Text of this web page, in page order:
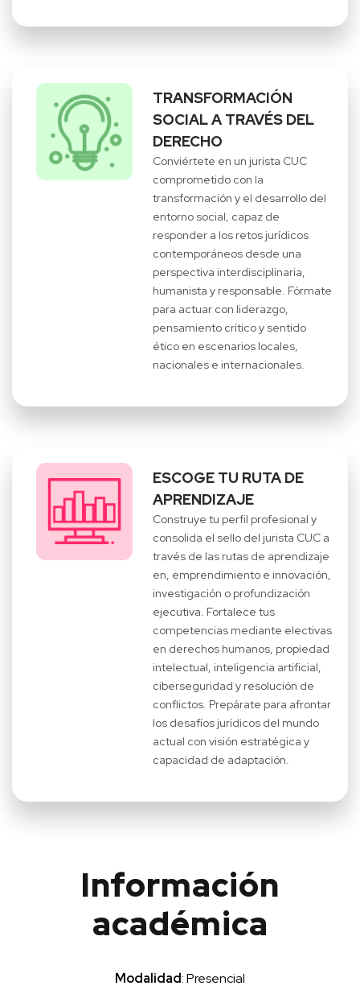
TRANSFORMACIÓN
SOCIAL A TRAVÉS DEL
DERECHO
Conviértete en un jurista CUC
comprometido con la
transformación y el desarrollo del
entorno social, capaz de
responder a los retos jurídicos
contemporáneos desde una
perspectiva interdisciplinaria,
humanista y responsable. Fórmate
para actuar con liderazgo,
pensamiento crítico y sentido
ético en escenarios locales,
nacionales e internacionales.
ESCOGE TU RUTA DE
APRENDIZAJE
Construye tu perfil profesional y
consolida el sello del jurista CUC a
través de las rutas de aprendizaje
en, emprendimiento e innovación,
investigación o profundización
ejecutiva. Fortalece tus
competencias mediante electivas
en derechos humanos, propiedad
intelectual, inteligencia artificial,
ciberseguridad y resolución de
conflictos. Prepárate para afrontar
los desafíos jurídicos del mundo
actual con visión estratégica y
capacidad de adaptación.
Información
académica
Modalidad: Presencial